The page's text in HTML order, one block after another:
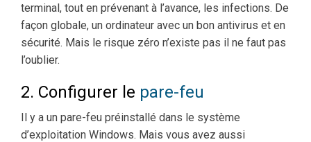
terminal, tout en prévenant à l’avance, les infections. De
façon globale, un ordinateur avec un bon antivirus et en
sécurité. Mais le risque zéro n’existe pas il ne faut pas
l’oublier.
2. Configurer le pare-feu
Il y a un pare-feu préinstallé dans le système
d’exploitation Windows. Mais vous avez aussi